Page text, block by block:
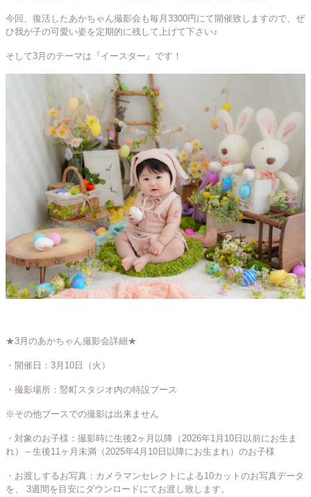
今回、復活したあかちゃん撮影会も毎月3300円にて開催致しますので、ぜ
ひ我が子の可愛い姿を定期的に残して上げて下さい♪
そして3月のテーマは『イースター』です！
★3月のあかちゃん撮影会詳細★
・開催日：3月10日（火）
・撮影場所：竪町スタジオ内の特設ブース
※その他ブースでの撮影は出来ません
・対象のお子様：撮影時に生後2ヶ月以降（2026年1月10日以前にお生ま
れ）～生後11ヶ月未満（2025年4月10日以降にお生まれ）のお子様
・お渡しするお写真：カメラマンセレクトによる10カットのお写真データ
を、 3週間を目安にダウンロードにてお渡し致します。